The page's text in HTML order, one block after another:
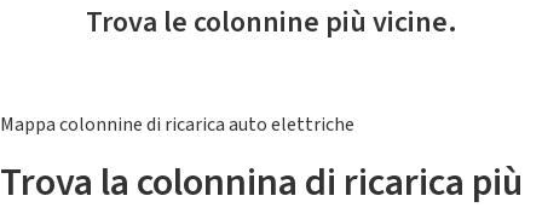
Trova le colonnine più vicine.
Mappa colonnine di ricarica auto elettriche
Trova la colonnina di ricarica più